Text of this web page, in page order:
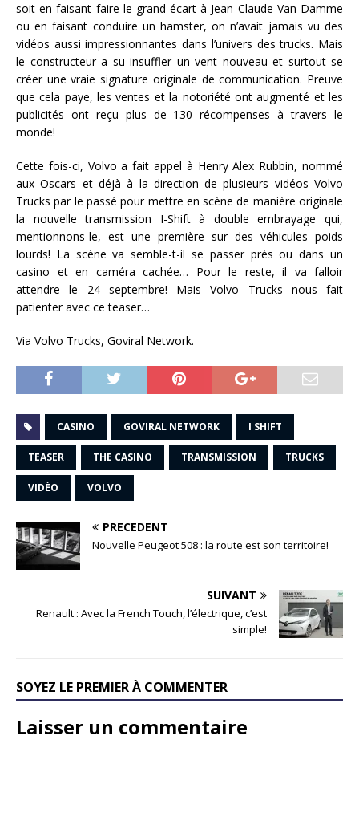
soit en faisant faire le grand écart à Jean Claude Van Damme
ou en faisant conduire un hamster, on n’avait jamais vu des
vidéos aussi impressionnantes dans l’univers des trucks. Mais
le constructeur a su insuffler un vent nouveau et surtout se
créer une vraie signature originale de communication. Preuve
que cela paye, les ventes et la notoriété ont augmenté et les
publicités ont reçu plus de 130 récompenses à travers le
monde!
Cette fois-ci, Volvo a fait appel à Henry Alex Rubbin, nommé
aux Oscars et déjà à la direction de plusieurs vidéos Volvo
Trucks par le passé pour mettre en scène de manière originale
la nouvelle transmission I-Shift à double embrayage qui,
mentionnons-le, est une première sur des véhicules poids
lourds! La scène va semble-t-il se passer près ou dans un
casino et en caméra cachée… Pour le reste, il va falloir
attendre le 24 septembre! Mais Volvo Trucks nous fait
patienter avec ce teaser…
Via Volvo Trucks, Goviral Network.
CASINO GOVIRAL NETWORK I SHIFT
TEASER THE CASINO TRANSMISSION TRUCKS
VIDÉO VOLVO
PRÉCÉDENT
Nouvelle Peugeot 508 : la route est son territoire!
SUIVANT
Renault : Avec la French Touch, l’électrique, c’est
simple!
SOYEZ LE PREMIER À COMMENTER
Laisser un commentaire